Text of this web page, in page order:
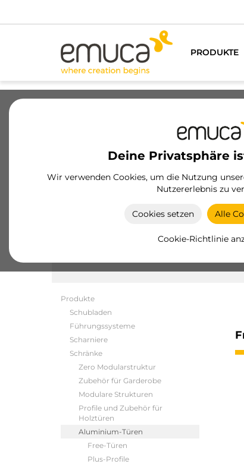
PRODUKTE
Deine Privatsphäre
Wir verwenden Cookies, um die Nutzung
Nutzererlebnis zu
Cookies setzen Alle
Cookie-Richtlinie
Profile und Zubehörteile für
mit einfacher Installation und hoher
Produkte
Schubladen
Führungssysteme
Scharniere
Schränke
Zero Modularstruktur
Zubehör für Garderobe
Modulare Strukturen
Profile und Zubehör für
Holztüren
Aluminium-Türen
Free-Türen
Plus-Profile